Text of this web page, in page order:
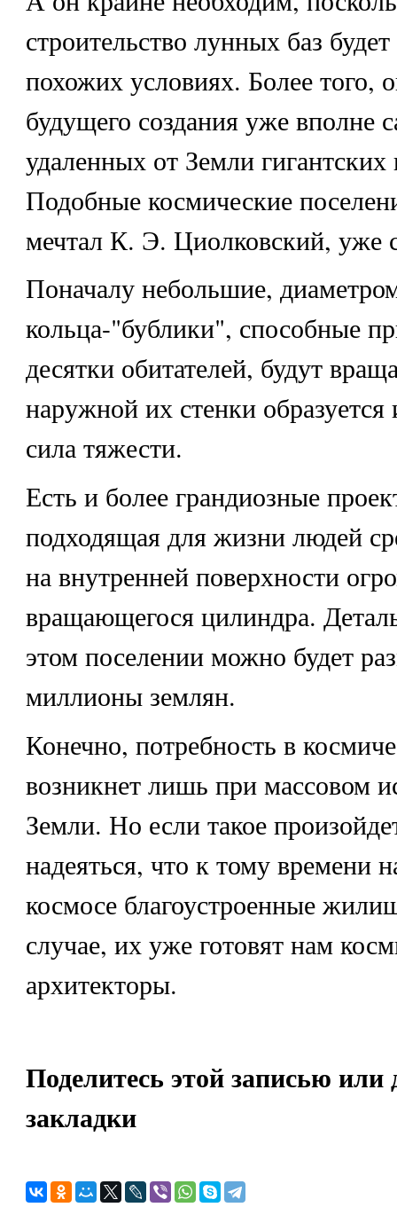
строительство лунных баз
похожих условиях. Более того,
будущего создания уже вполне
удаленных от Земли
Подобные космические
мечтал К. Э. Циолковский, уже
Поначалу небольшие,
кольца-"бублики", способные
десятки обитателей, будут
наружной их стенки образуется
сила тяжести.
Есть и более грандиозные
подходящая для жизни людей
на внутренней поверхности
вращающегося цилиндра.
этом поселении можно будет
миллионы землян.
Конечно, потребность в
возникнет лишь при массовом
Земли. Но если такое
надеяться, что к тому времени
космосе благоустроенные
случае, их уже готовят нам
архитекторы.
Поделитесь этой записью или
закладки